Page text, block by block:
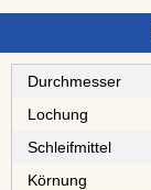
Durchmesser
Lochung
Schleifmittel
Körnung